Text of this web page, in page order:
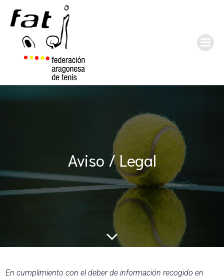
Aviso / Legal
En cumplimiento con el deber de información recogido en